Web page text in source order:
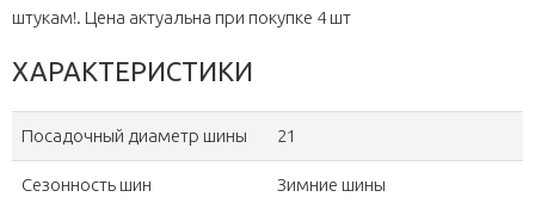
штукам!. Цена актуальна при покупке 4 шт
ХАРАКТЕРИСТИКИ
Посадочный диаметр шины 21
Сезонность шин Зимние шины